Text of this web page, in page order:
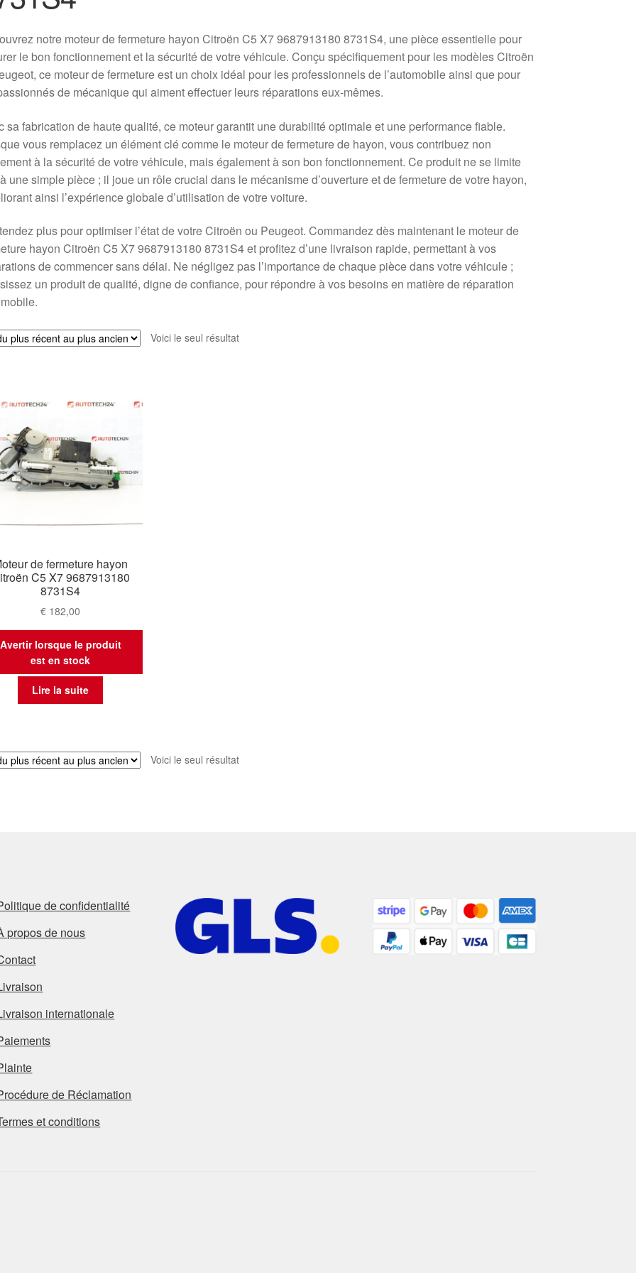
notre moteur de fermeture hayon Citroën C5 X7 9687913180 8731S4, une pièce essentielle pour
le bon fonctionnement et la sécurité de votre véhicule. Conçu spécifiquement pour les modèles Citroën
ce moteur de fermeture est un choix idéal pour les professionnels de l’automobile ainsi que pour
de mécanique qui aiment effectuer leurs réparations eux-mêmes.
sa fabrication de haute qualité, ce moteur garantit une durabilité optimale et une performance fiable.
vous remplacez un élément clé comme le moteur de fermeture de hayon, vous contribuez non
à la sécurité de votre véhicule, mais également à son bon fonctionnement. Ce produit ne se limite
une simple pièce ; il joue un rôle crucial dans le mécanisme d’ouverture et de fermeture de votre hayon,
ainsi l’expérience globale d’utilisation de votre voiture.
plus pour optimiser l’état de votre Citroën ou Peugeot. Commandez dès maintenant le moteur de
hayon Citroën C5 X7 9687913180 8731S4 et profitez d’une livraison rapide, permettant à vos
de commencer sans délai. Ne négligez pas l’importance de chaque pièce dans votre véhicule ;
un produit de qualité, digne de confiance, pour répondre à vos besoins en matière de réparation
Voici le seul résultat
de fermeture hayon
C5 X7 9687913180
8731S4
€ 182,00
Avertir lorsque le produit
est en stock
Lire la suite
Voici le seul résultat
de confidentialité
propos de nous
internationale
de Réclamation
et conditions